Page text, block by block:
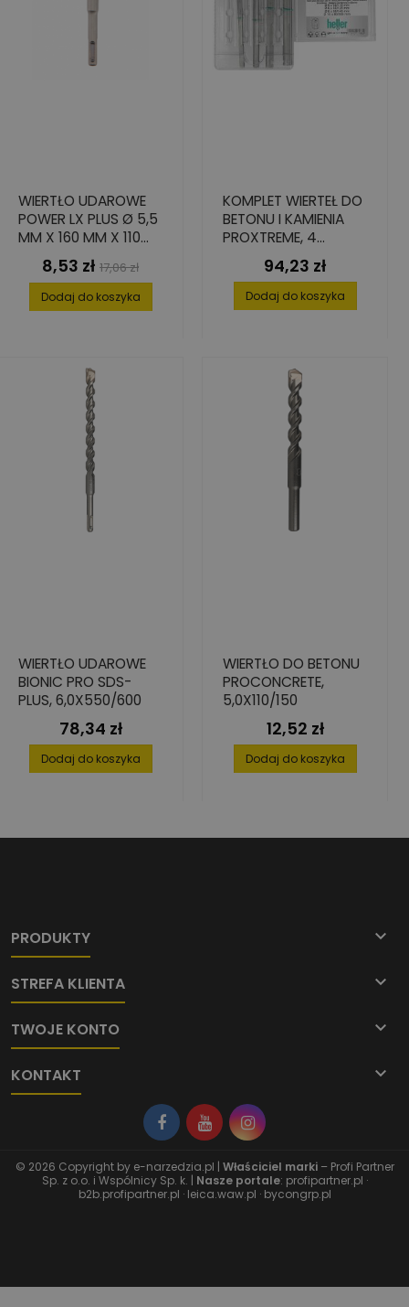
WIERTŁO UDAROWE
POWER LX PLUS Ø 5,5
MM X 160 MM X 110
Cena
8,53 zł Cena
podstawowa
17,06 zł
Dodaj do koszyka
KOMPLET WIERTEŁ DO
BETONU I KAMIENIA
PROXTREME, 4
ELEMENTY: 5-10 MM
Cena
94,23 zł
Dodaj do koszyka
WIERTŁO UDAROWE
BIONIC PRO SDS-
PLUS, 6,0X550/600
Cena
78,34 zł
Dodaj do koszyka
WIERTŁO DO BETONU
PROCONCRETE,
5,0X110/150
Cena
12,52 zł
Dodaj do koszyka
PRODUKTY 
STREFA KLIENTA 
TWOJE KONTO 
KONTAKT 
© 2026 Copyright by e-narzedzia.pl | Właściciel marki– Profi Partner
Sp. z o.o. i Wspólnicy Sp. k. | Nasze portale: profipartner.pl ·
b2b.profipartner.pl · leica.waw.pl · bycongrp.pl